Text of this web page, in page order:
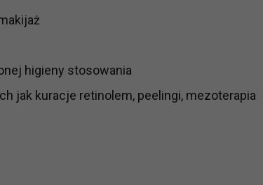
higieny stosowania
jak kuracje retinolem, peelingi, mezoterapia